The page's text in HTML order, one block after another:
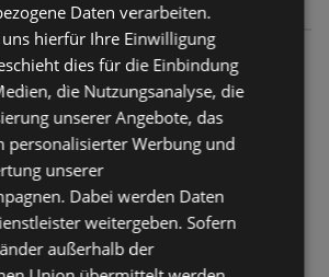
Famila: Einleger
nicht mehr gültig
Abgelaufen am:
11.07.2026
Daten verarbeiten.
uns hierfür Ihre Einwilligung
dies für die Einbindung
die Nutzungsanalyse, die
unserer Angebote, das
personalisierter Werbung und
unserer
Dabei werden Daten
weitergeben. Sofern
außerhalb der